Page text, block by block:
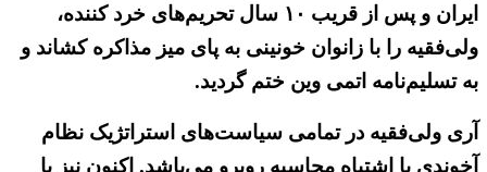
ایران و پس از قریب ۱۰ سال تحریم‌های خرد کننده،
ولی‌فقیه را با زانوان خونینی به پای میز مذاکره کشاند و
به تسلیم‌نامه اتمی وین ختم گردید.
آری ولی‌فقیه در تمامی سیاست‌های استراتژیک نظام
آخوندی با اشتباه محاسبه روبرو می‌باشد. اکنون نیز با